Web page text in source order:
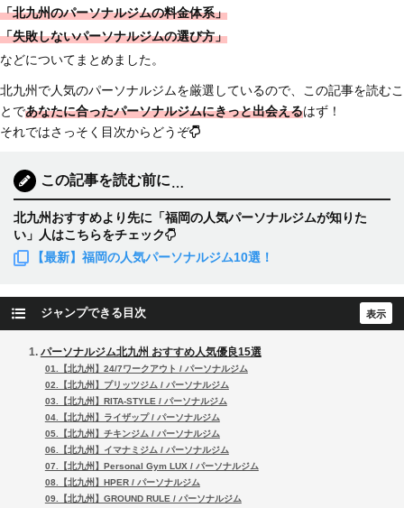
「北九州のパーソナルジムの料金体系」
「失敗しないパーソナルジムの選び方」
などについてまとめました。
北九州で人気のパーソナルジムを厳選しているので、この記事を読むこ
とであなたに合ったパーソナルジムにきっと出会えるはず！
それではさっそく目次からどうぞ
この記事を読む前に…
北九州おすすめより先に「福岡の人気パーソナルジムが知りた
い」人はこちらをチェック
【最新】福岡の人気パーソナルジム10選！
ジャンプできる目次
パーソナルジム北九州 おすすめ人気優良15選
01.【北九州】24/7ワークアウト / パーソナルジム
02.【北九州】プリッツジム / パーソナルジム
03.【北九州】RITA-STYLE / パーソナルジム
04.【北九州】ライザップ / パーソナルジム
05.【北九州】チキンジム / パーソナルジム
06.【北九州】イマナミジム / パーソナルジム
07.【北九州】Personal Gym LUX / パーソナルジム
08.【北九州】HPER / パーソナルジム
09.【北九州】GROUND RULE / パーソナルジム